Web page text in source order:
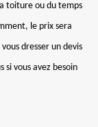
toiture ou du temps
le prix sera
dresser un devis
si vous avez besoin